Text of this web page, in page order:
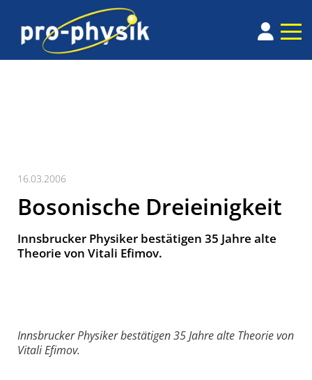
16.03.2006
Bosonische Dreieinigkeit
Innsbrucker Physiker bestätigen 35 Jahre alte
Theorie von Vitali Efimov.
Innsbrucker Physiker bestätigen 35 Jahre alte Theorie von
Vitali Efimov.